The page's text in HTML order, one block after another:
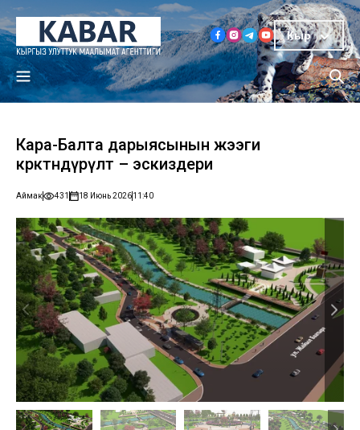
Кыр
Кара-Балта дарыясынын жээги
көрктөндүрүлөт – эскиздери
Аймак 431 18 Июнь 202611:40